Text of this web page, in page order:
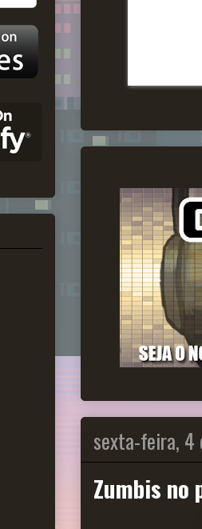
sexta-feira, 4
Zumbis no